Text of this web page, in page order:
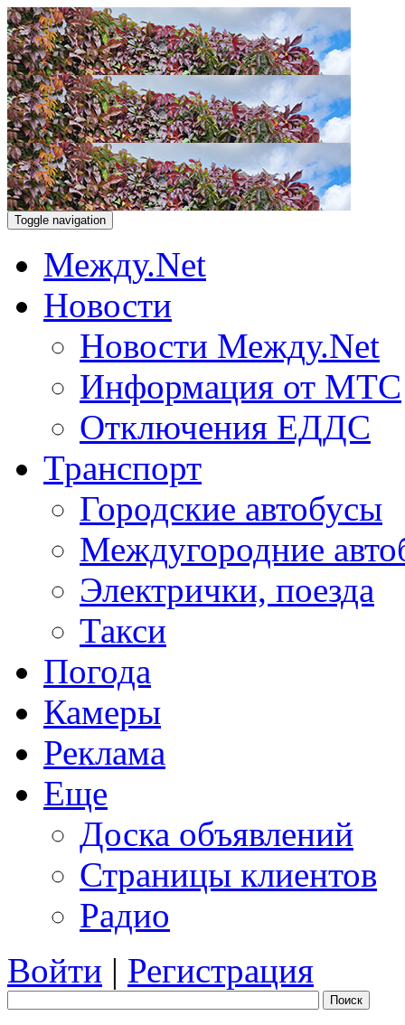
Toggle navigation
Между.Net
Новости
Новости Между.Net
Информация от МТС
Отключения ЕДДС
Транспорт
Городские автобусы
Междугородние
Электрички, поезда
Такси
Погода
Камеры
Реклама
Еще
Доска объявлений
Страницы клиентов
Радио
Войти | Регистрация
Поиск